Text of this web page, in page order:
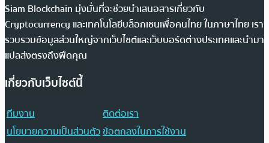
Siam Blockchain มุ่งมั่นที่จะช่วยนำเสนอสารเกี่ยวกับ
Cryptocurrency และเทคโนโลยีบล็อกเชนเพื่อคนไทย ในภาษาไทย เรา
รวบรวมข้อมูลส่วนใหญ่จากเว็บไซต์และเว็บบอร์ดต่างประเทศและนำมา
แปลส่งตรงถึงฟีดคุณ
เกี่ยวกับเว็บไซต์นี้
ทีมงาน
ติดต่อเรา
นโยบายความเป็นส่วนตัวข้อตกลงในการใช้งาน